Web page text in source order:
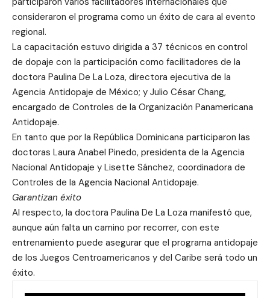
consideraron el programa como un éxito de cara al evento
regional.
La capacitación estuvo dirigida a 37 técnicos en control
de dopaje con la participación como facilitadores de la
doctora Paulina De La Loza, directora ejecutiva de la
Agencia Antidopaje de México; y Julio César Chang,
encargado de Controles de la Organización Panamericana
Antidopaje.
En tanto que por la República Dominicana participaron las
doctoras Laura Anabel Pinedo, presidenta de la Agencia
Nacional Antidopaje y Lisette Sánchez, coordinadora de
Controles de la Agencia Nacional Antidopaje.
Garantizan éxito
Al respecto, la doctora Paulina De La Loza manifestó que,
aunque aún falta un camino por recorrer, con este
entrenamiento puede asegurar que el programa antidopaje
de los Juegos Centroamericanos y del Caribe será todo un
éxito.